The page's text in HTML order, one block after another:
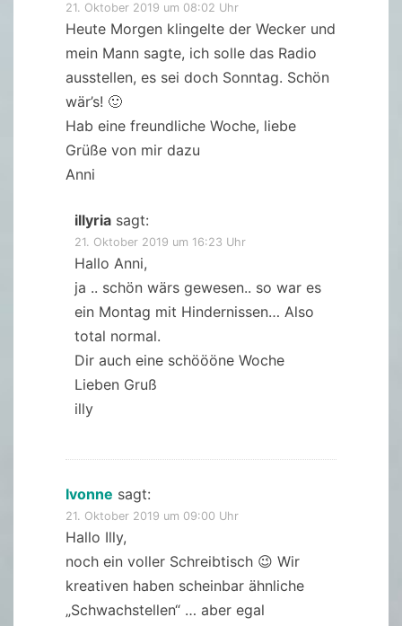
21. Oktober 2019 um 08:02 Uhr
Heute Morgen klingelte der Wecker und
mein Mann sagte, ich solle das Radio
ausstellen, es sei doch Sonntag. Schön
wär’s! 🙂
Hab eine freundliche Woche, liebe
Grüße von mir dazu
Anni
illyria sagt:
21. Oktober 2019 um 16:23 Uhr
Hallo Anni,
ja .. schön wärs gewesen.. so war es
ein Montag mit Hindernissen… Also
total normal.
Dir auch eine schöööne Woche
Lieben Gruß
illy
Ivonne sagt:
21. Oktober 2019 um 09:00 Uhr
Hallo Illy,
noch ein voller Schreibtisch 😉 Wir
kreativen haben scheinbar ähnliche
„Schwachstellen“ … aber egal